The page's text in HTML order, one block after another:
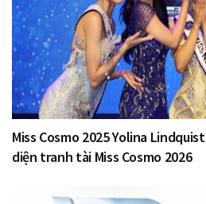
Miss Cosmo 2025 Yolina
diện tranh tài Miss Cosmo 2026